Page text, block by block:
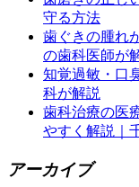
守る方法
歯ぐきの腫れ
の歯科医師が
知覚過敏・口
科が解説
歯科治療の医
やすく解説｜
アーカイブ